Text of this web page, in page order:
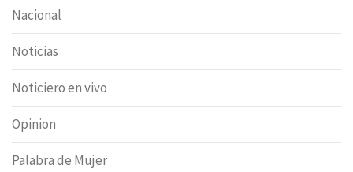
Nacional
Noticias
Noticiero en vivo
Opinion
Palabra de Mujer